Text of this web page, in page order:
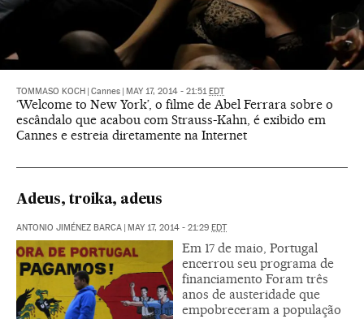
TOMMASO KOCH Cannes MAY 17, 2014 - 21:51 EDT
‘Welcome to New York’, o filme de Abel Ferrara sobre o
escândalo que acabou com Strauss-Kahn, é exibido em
Cannes e estreia diretamente na Internet
Adeus, troika, adeus
ANTONIO JIMÉNEZ BARCA MAY 17, 2014 - 21:29 EDT
Em 17 de maio, Portugal
encerrou seu programa de
financiamento Foram três
anos de austeridade que
empobreceram a população